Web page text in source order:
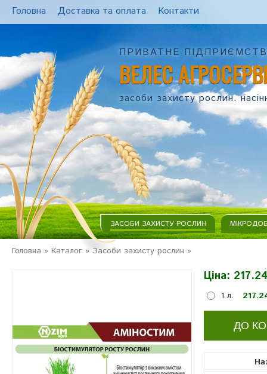
ПРИВАТНЕ
ВЕЛЕС
засоби захисту рослин.
Головна Доставка та оплата Контакти
ЗАСОБИ ЗАХИСТУ РОСЛИН
Головна » Каталог » Засоби захисту рослин »
Ціна:
1 л.